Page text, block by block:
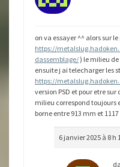
on va essayer ^^ alors sur le
https://
dassemblage/) le milieu de
ensuite j ai telecharger les
https://
version PSD et pour etre
milieu correspond toujours
borne entre 913 mm et
6 janvier 2025 à 8 h